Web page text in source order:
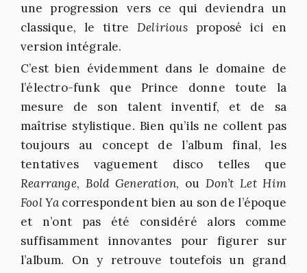
une progression vers ce qui deviendra un
classique, le titreDeliriousproposé ici en
version intégrale.
C’est bien évidemment dans le domaine de
l’électro-funk que Prince donne toute la
mesure de son talent inventif, et de sa
maîtrise stylistique. Bien qu’ils ne collent pas
toujours au concept de l’album final, les
tentatives vaguement disco telles que
Rearrange, Bold Generation, ou Don’t Let Him
Fool Yacorrespondent bien au son de l’époque
et n’ont pas été considéré alors comme
suffisamment innovantes pour figurer sur
l’album. On y retrouve toutefois un grand